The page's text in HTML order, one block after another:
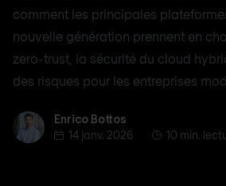
comment les principales
nouvelle génération prennent en
zero-trust, la sécurité du cloud
des risques pour les entreprises
Enrico BottosEnrico Bottos
14 janv. 2026
10 min.